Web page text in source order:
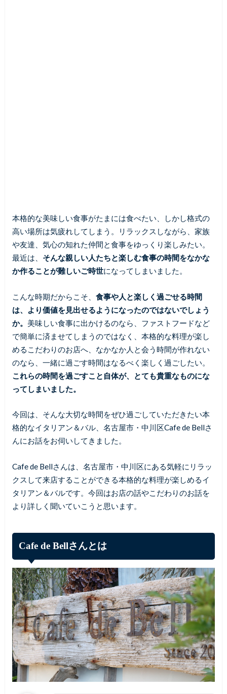
本格的な美味しい食事がたまには食べたい、しかし格式の
高い場所は気疲れしてしまう。リラックスしながら、家族
や友達、気心の知れた仲間と食事をゆっくり楽しみたい。
最近は、 そんな親しい人たちと楽しむ食事の時間をなかな
か作ることが難しいご時世になってしまいました。
こんな時期だからこそ、 食事や人と楽しく過ごせる時間
は、より価値を見出せるようになったのではないでしょう
か。 美味しい食事に出かけるのなら、ファストフードなど
で簡単に済ませてしまうのではなく、本格的な料理が楽し
めるこだわりのお店へ、なかなか人と会う時間が作れない
のなら、一緒に過ごす時間はなるべく楽しく過ごしたい。
これらの時間を過ごすこと自体が、とても貴重なものにな
ってしまいました。
今回は、そんな大切な時間をぜひ過ごしていただきたい本
格的なイタリアン＆バル、名古屋市・中川区Cafe de Bellさ
んにお話をお伺いしてきました。
Cafe de Bellさんは、名古屋市・中川区にある気軽にリラッ
クスして来店することができる本格的な料理が楽しめるイ
タリアン＆バルです。今回はお店の話やこだわりのお話を
より詳しく聞いていこうと思います。
Cafe de Bellさんとは